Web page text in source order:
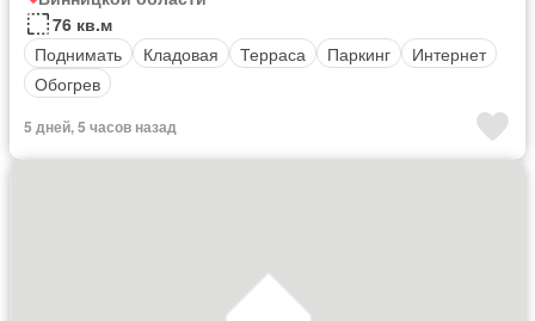
76 кв.м
Поднимать
Кладовая Терраса Паркинг
Интернет
Обогрев
5 дней, 5 часов назад